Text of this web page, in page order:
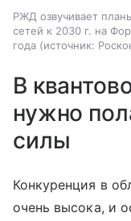
РЖД озвучивает
сетей к 2030 г. на
года
источник:
В
нужно
силы
Конкуренция в
очень высока, и